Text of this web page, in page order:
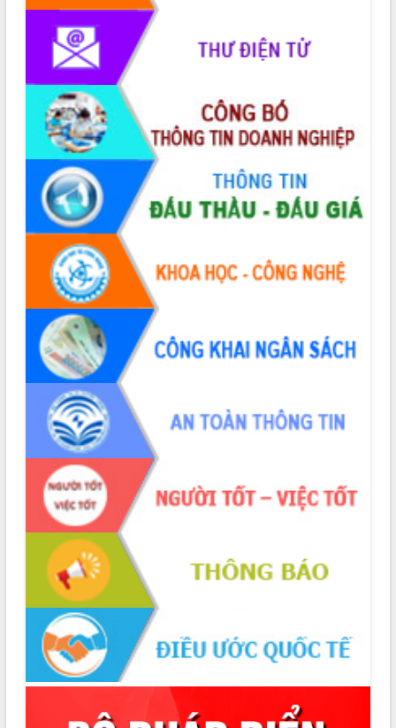
Xã Ea Phê gắn cải cách hành chính với
chuyển đổi số
Phó Chủ tịch Thường trực UBND tỉnh
Hồ Thị Nguyên Thảo làm việc tại Trung
tâm Phục vụ hành chính công xã Ea
Xây dựng nền hành chính số đồng
hành cùng nông dân dân, doanh nghiệp
Giai đoạn 2026-2030, Đắk Lắk phấn
đấu có 77% xã đạt chuẩn nông thôn
Chuyển đổi số 'mở đường' cho nông
nghiệp Đắk Lắk tăng trưởng bứt phá
Triển khai đồng bộ đo đạc, lập hồ sơ
địa chính, hoàn thiện cơ sở dữ liệu đất
Ứng dụng sinh trắc học - Bước tiến
trong hành trình chuyển đổi số tại Đắk
Đắk Lắk nâng cao hiệu quả công tác
Đảng từ Sổ tay đảng viên điện tử
Đắk Lắk đẩy mạnh nuôi biển công
nghệ, hướng tới phát triển thủy sản
bền vững
Tập huấn nâng cao năng lực triển khai
chuyển đổi số cho cán bộ, công chức
cấp xã
Đắk Lắk phát động hưởng ứng Ngày
Quyền của người tiêu dùng Việt Nam
Đẩy mạnh cải cách hành chính, quyết
tâm đạt được mục tiêu tăng trưởng
hai con số trong năm 2026
Tổ chức trang trọng Lễ hội Đền thờ
Lương Văn Chánh năm 2026
Phó Bí thư Tỉnh ủy Đắk Lắk Đỗ Hữu
Huy giữ chức Bí thư Đảng ủy Ủy Ban